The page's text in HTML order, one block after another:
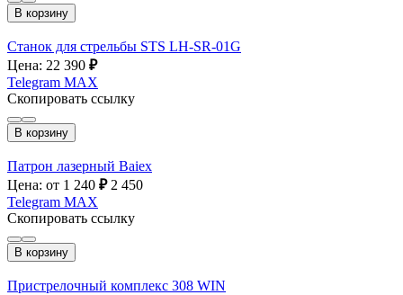
В корзину
Станок для стрельбы STS LH-SR-01G
Цена: 22 390 ₽
Telegram MAX
Скопировать ссылку
В корзину
Патрон лазерный Baiex
Цена: от 1 240 ₽ 2 450
Telegram MAX
Скопировать ссылку
В корзину
Пристрелочный комплекс 308 WIN